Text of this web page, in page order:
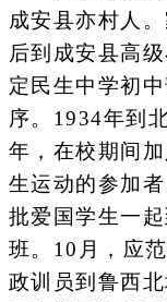
成安县亦村人
后到成安县高
定民生中学初
序。1934年到
年，在校期间
生运动的参加
批爱国学生一
班。10月，应
政训员到鲁西